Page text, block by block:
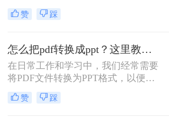
于更好地展示和编辑内容。
PDF（Portable Document Format）因
用，但PPT（PowerPoint）则因其动态
演示功能而备受青睐。那么pdf怎么转
换成ppt呢？本文将介绍三种将PDF转
换为PPT的高效方法，帮助您轻松完
成格式转换。
赞 踩
怎么把pdf转换成ppt？这里教你这四种方法！
在日常工作和学习中，我们经常需要
将PDF文件转换为PPT格式，以便更
好地进行演示和编辑。那么怎么把
PDF转换成PPT呢？以下将介绍三种
赞 踩